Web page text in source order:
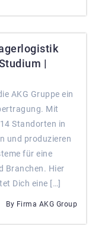
|
AKG Gruppe ein
Mit
Standorten in
und produzieren
für eine
Branchen. Hier
Dich eine […]
By Firma AKG Group